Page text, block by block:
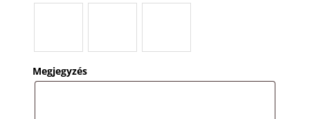
Megjegyzés